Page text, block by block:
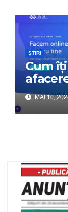
ȘTIRI
Cum
digital
MAI 10,